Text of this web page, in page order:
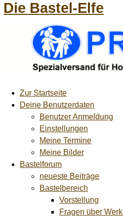
Die Bastel-Elfe
Zur Startseite
Deine Benutzerdaten
Benutzer Anmeldung
Einstellungen
Meine Termine
Meine Bilder
Bastelforum
neueste Beiträge
Bastelbereich
Vorstellung
Fragen über